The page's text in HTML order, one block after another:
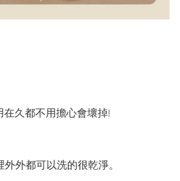
久都不用擔心會壞掉!
外都可以洗的很乾淨。